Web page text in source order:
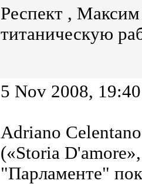
Респект ,
титаническую
5 Nov 2008, 19:40
Adriano
(«Storia
"Парламенте"